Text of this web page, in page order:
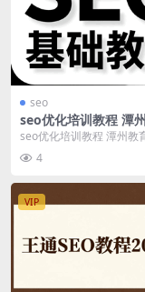
seo
seo优化培训教程 潭
o基础入门
seo优化培训教程 潭州教
入门 第一期SEO教程 seo
-... 4
VIP